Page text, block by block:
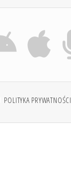
POLITYKA PRYWATNOŚCI